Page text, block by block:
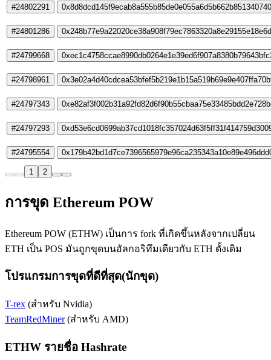
#24802291
#24801286
#24799668
#24798961
#24797343
#24797293
#24795554
1 2
การขุด Ethereum POW
Ethereum POW (ETHW) เป็นการ fork ที่เกิดขึ้นหลังจากเปลี่ยน
ETH เป็น POS มันถูกขุดบนอัลกอริทึมเดียวกับ ETH ดั้งเดิม
โปรแกรมการขุดที่ดีที่สุด(นักขุด)
T-rex (สำหรับ Nvidia)
TeamRedMiner(สำหรับ AMD)
ETHW รายชื่อ Hashrate